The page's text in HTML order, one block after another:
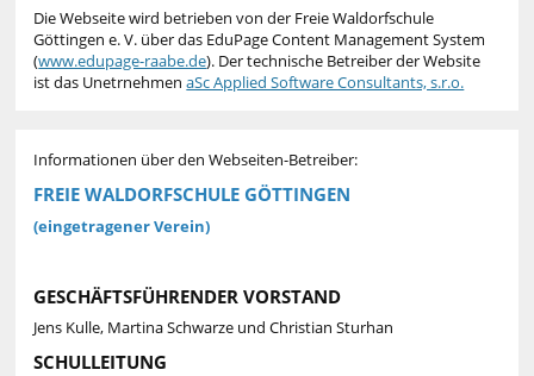
Die Webseite wird betrieben von der Freie Waldorfschule
Göttingen e. V. über das EduPage Content Management System
(www.edupage-raabe.de). Der technische Betreiber der Website
ist das UnetrnehmenaSc Applied Software Consultants, s.r.o.
Informationen über den Webseiten-Betreiber:
FREIE WALDORFSCHULE GÖTTINGEN
(eingetragener Verein)
GESCHÄFTSFÜHRENDER VORSTAND
Jens Kulle, Martina Schwarze und Christian Sturhan
SCHULLEITUNG